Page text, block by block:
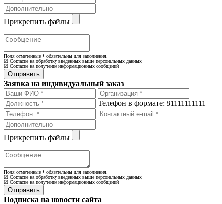
Прикрепить файлы
Поля отмеченные * обязательны для заполнения.
☑ Согласие на обработку введенных выше персональных данных
☑ Согласие на получение информационных сообщений
Заявка на индивидуальный заказ
Телефон в формате: 81111111111
Прикрепить файлы
Поля отмеченные * обязательны для заполнения.
☑ Согласие на обработку введенных выше персональных данных
☑ Согласие на получение информационных сообщений
Подписка на новости сайта